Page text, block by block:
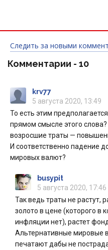
Следить за новыми
Комментарии - 10
krv77
5 августа 2020, 13:49
То есть этим
прямом смысле этого
возросшие траты —
И соответственно падение
мировых валют?
busypit
5 августа 2020, 17:46
Так ведь траты не растут,
золото в цене (которого в
инфляции нет), растет
Альтернативные мировые
печатают дабы не